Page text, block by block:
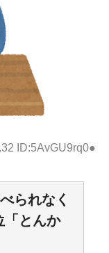
ID:5AvGU9rq0●
られなく
とんか